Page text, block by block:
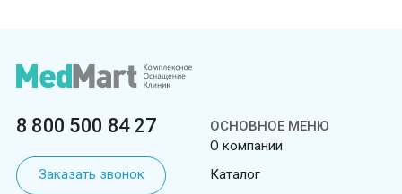
8 800 500 84 27
Заказать звонок
ОСНОВНОЕ МЕНЮ
О компании
Каталог